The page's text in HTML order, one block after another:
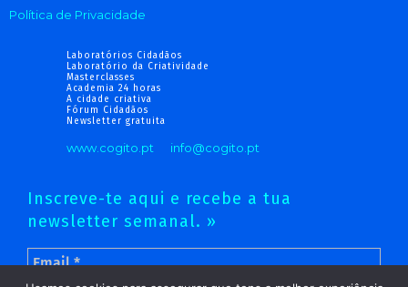
Política de Privacidade
Laboratórios Cidadãos
Laboratório da Criatividade
Masterclasses
Academia 24 horas
A cidade criativa
Fórum Cidadãos
Newsletter gratuita
www.cogito.pt info@cogito.pt
Inscreve-te aqui e recebe a tua
newsletter semanal. »